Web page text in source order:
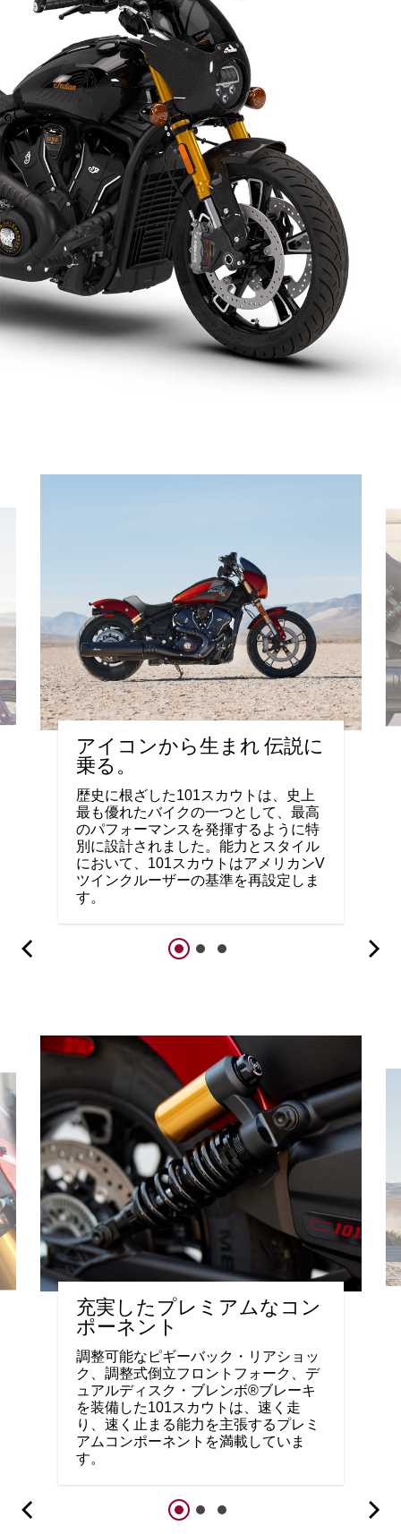
アイコンから生まれ 伝説に
乗る。
歴史に根ざした101スカウトは、史上
最も優れたバイクの一つとして、最高
のパフォーマンスを発揮するように特
別に設計されました。能力とスタイル
において、101スカウトはアメリカンV
ツインクルーザーの基準を再設定しま
す。
充実したプレミアムなコン
ポーネント
調整可能なピギーバック・リアショッ
ク、調整式倒立フロントフォーク、デ
ュアルディスク・ブレンボ®ブレーキ
を装備した101スカウトは、速く走
り、速く止まる能力を主張するプレミ
アムコンポーネントを満載していま
す。